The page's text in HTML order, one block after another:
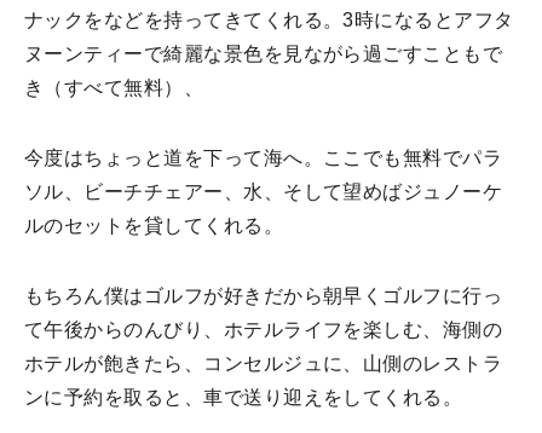
ナックをなどを持ってきてくれる。3時になるとアフタ
ヌーンティーで綺麗な景色を見ながら過ごすこともで
き（すべて無料）、
今度はちょっと道を下って海へ。ここでも無料でパラ
ソル、ビーチチェアー、水、そして望めばジュノーケ
ルのセットを貸してくれる。
もちろん僕はゴルフが好きだから朝早くゴルフに行っ
て午後からのんびり、ホテルライフを楽しむ、海側の
ホテルが飽きたら、コンセルジュに、山側のレストラ
ンに予約を取ると、車で送り迎えをしてくれる。